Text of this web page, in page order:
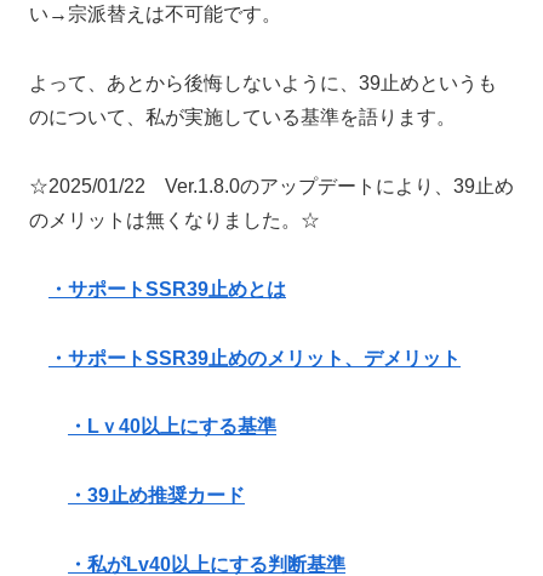
い→宗派替えは不可能です。
よって、あとから後悔しないように、39止めというも
のについて、私が実施している基準を語ります。
☆2025/01/22 Ver.1.8.0のアップデートにより、39止め
のメリットは無くなりました。☆
・サポートSSR39止めとは
・サポートSSR39止めのメリット、デメリット
・Lｖ40以上にする基準
・39止め推奨カード
・私がLv40以上にする判断基準